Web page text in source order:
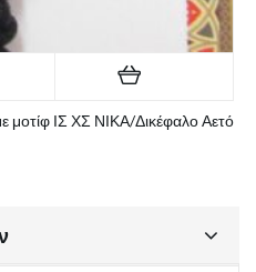
μοτίφ ΙΣ ΧΣ ΝΙΚΑ/Δικέφαλο Αετό